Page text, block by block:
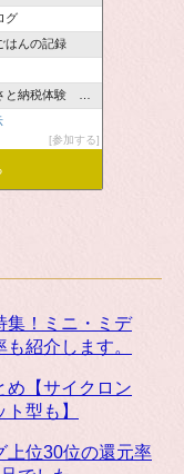
グ
はんの記録
＆ お薦め情報
参加する
集！ミニ・ミデ
紹介します。
め【サイクロン
型も】
上位30位の還元率